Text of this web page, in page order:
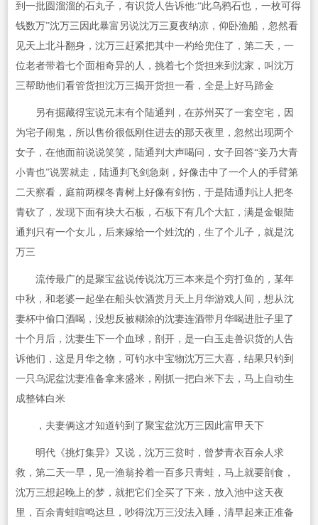
到一批圆溜溜的石丸子，有识货人告诉他:“此乌鸦石也，一枚可得
钱数万”沈万三因此暴富另说沈万三夏夜纳凉，仰卧渔船，忽然看
见天上北斗翻身，沈万三赶紧把其中一杓给兜住了，第二天，一
位老者带着七个面相奇异的人，挑着七个货担来到沈家，叫沈万
三帮助他们看管货担沈万三揭开货担一看，全是上好马蹄金
另有掘藏得宝说元末有个陆通判，在苏州买了一套空宅，因
为宅子闹鬼，所以售价很低刚住进去的那天夜里，忽然出现两个
女子，在他面前说说笑笑，陆通判大声喝问，女子回答“妾乃大青
小青也”说罢就走，陆通判飞剑急刺，好像击中了一个人的手臂第
二天察看，庭前两棵冬青树上好像有剑伤，于是陆通判让人把冬
青砍了，发现下面有块大石板，石板下有几个大缸，满是金银陆
通判只有一个女儿，后来嫁给一个姓沈的，生了个儿子，就是沈
万三
流传最广的是聚宝盆说传说沈万三本来是个穷打鱼的，某年
中秋，和老婆一起坐在船头饮酒赏月天上月华游戏人间，想从沈
妻杯中偷口酒喝，没想反被糊涂的沈妻连酒带月华喝进肚子里了
十个月后，沈妻生下一个血球，剖开，是一白玉走兽识货的人告
诉他们，这是月华之物，可钓水中宝物沈万三大喜，结果只钓到
一只乌泥盆沈妻准备拿来盛米，刚抓一把白米下去，马上自动生
成整钵白米
，夫妻俩这才知道钓到了聚宝盆沈万三因此富甲天下
明代《挑灯集异》又说，沈万三贫时，曾梦青衣百余人求
救，第二天一早，见一渔翁拎着一百多只青蛙，马上就要剖食，
沈万三想起晚上的梦，就把它们全买了下来，放入池中这天夜
里，百余青蛙喧鸣达旦，吵得沈万三没法入睡，清早起来正准备